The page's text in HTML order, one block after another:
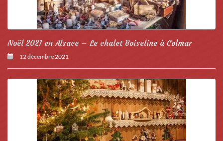
Noël 2021 en Alsace – Le chalet Boiseline à Colmar
12 décembre 2021